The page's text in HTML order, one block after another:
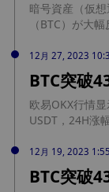
https://
暗号資産（仮
（BTC）が大
ラスト（GBTC
した。
12月 27, 2023
BTC突破
欧易OKX行情
USDT，24H涨
12月 19, 2023
BTC突破